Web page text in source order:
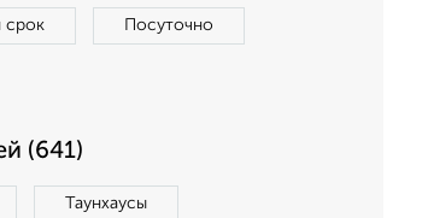
срок Посуточно
(641)
Таунхаусы